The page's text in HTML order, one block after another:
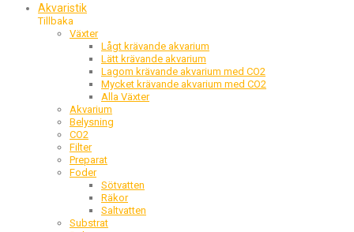
Akvaristik
Tillbaka
Växter
Lågt krävande akvarium
Lätt krävande akvarium
Lagom krävande akvarium med CO2
Mycket krävande akvarium med CO2
Alla Växter
Akvarium
Belysning
CO2
Filter
Preparat
Foder
Sötvatten
Räkor
Saltvatten
Substrat